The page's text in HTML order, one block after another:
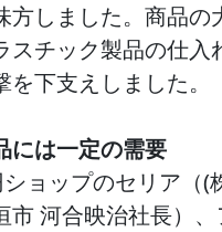
方しました。商品の
スチック製品の仕入
を下支えしました。
には一定の需要
ョップのセリア（(
市 河合映治社長）